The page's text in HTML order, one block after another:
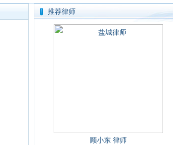
推荐律师
顾小东 律师